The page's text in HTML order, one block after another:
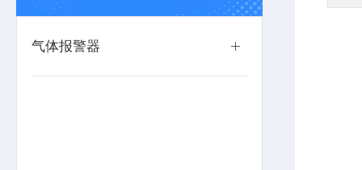
气体报警器